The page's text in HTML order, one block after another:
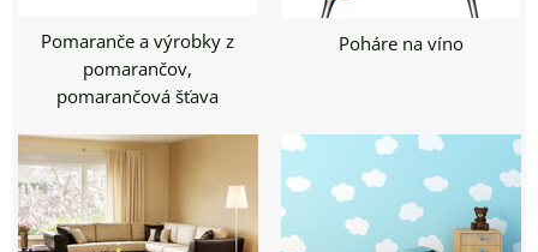
Pomaranče a výrobky z
pomarančov,
pomarančová šťava
Poháre na víno